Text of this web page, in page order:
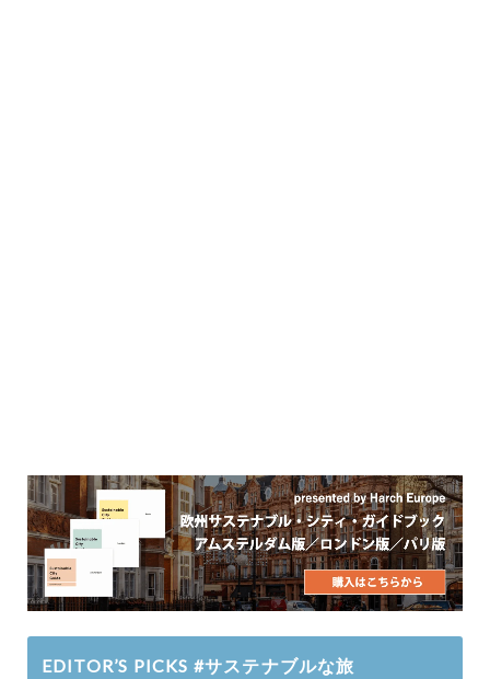
EDITOR’S PICKS #サステナブルな旅